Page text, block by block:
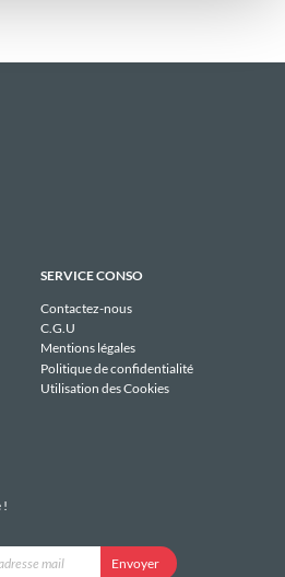
SERVICE CONSO
Contactez-nous
C.G.U
Mentions légales
Politique de confidentialité
Utilisation des Cookies
!